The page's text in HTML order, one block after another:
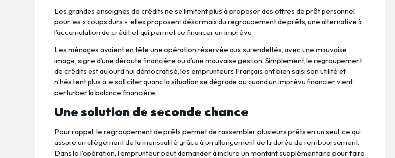
Les grandes enseignes de crédits ne se limitent plus à proposer des offres de prêt personnel
pour les « coups durs », elles proposent désormais du regroupement de prêts, une alternative à
l’accumulation de crédit et qui permet de financer un imprévu.
Les ménages avaient en tête une opération réservée aux surendettés, avec une mauvaise
image, signe d’une déroute financière ou d’une mauvaise gestion. Simplement, le regroupement
de crédits est aujourd’hui démocratisé, les emprunteurs Français ont bien saisi son utilité et
n’hésitent plus à le solliciter quand la situation se dégrade ou quand un imprévu financier vient
perturber la balance financière.
Une solution de seconde chance
Pour rappel, le regroupement de prêts permet de rassembler plusieurs prêts en un seul, ce qui
assure un allègement de la mensualité grâce à un allongement de la durée de remboursement.
Dans le l’opération, l’emprunteur peut demander à inclure un montant supplémentaire pour faire